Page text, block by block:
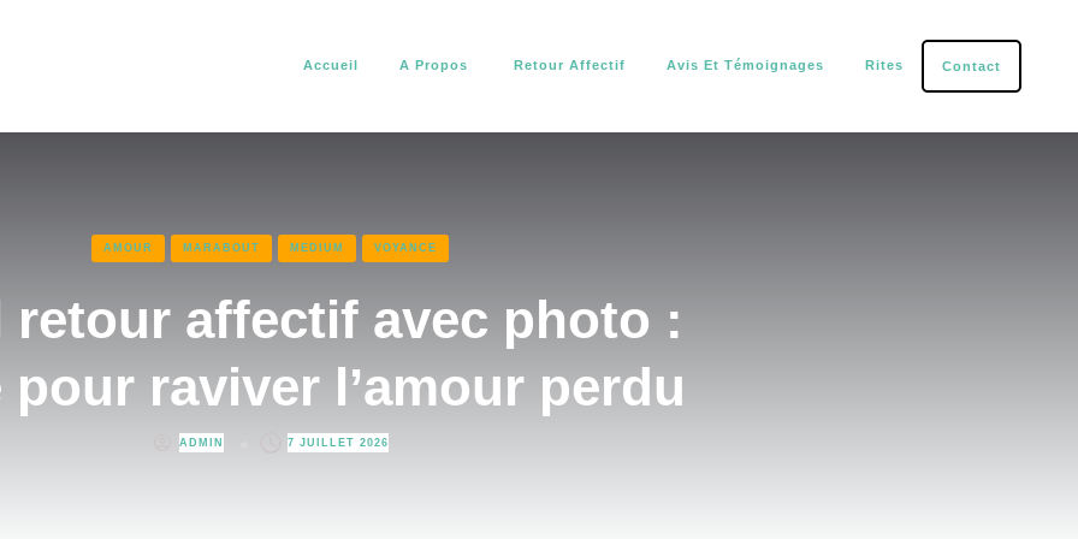
Accueil A Propos Retour Affectif Avis Et Témoignages Rites Contact
AMOUR MARABOUT MEDIUM VOYANCE
retour affectif avec photo :
pour raviver l’amour perdu
ADMIN 7 JUILLET 2026